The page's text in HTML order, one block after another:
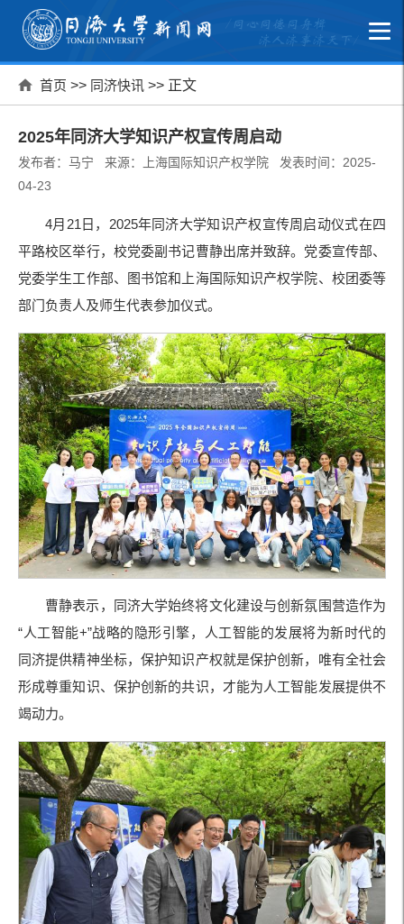
首页 >> 同济快讯 >> 正文
2025年同济大学知识产权宣传周启动
发布者：马宁 来源：上海国际知识产权学院 发表时间：2025-
04-23
4月21日，2025年同济大学知识产权宣传周启动仪式在四
平路校区举行，校党委副书记曹静出席并致辞。党委宣传部、
党委学生工作部、图书馆和上海国际知识产权学院、校团委等
部门负责人及师生代表参加仪式。
曹静表示，同济大学始终将文化建设与创新氛围营造作为
“人工智能+”战略的隐形引擎，人工智能的发展将为新时代的
同济提供精神坐标，保护知识产权就是保护创新，唯有全社会
形成尊重知识、保护创新的共识，才能为人工智能发展提供不
竭动力。